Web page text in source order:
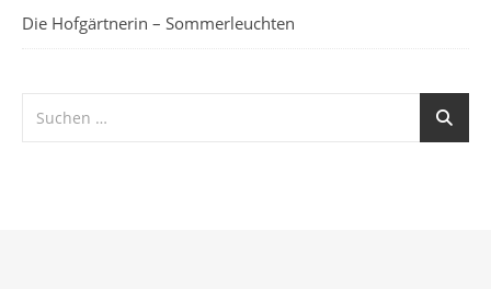
Die Hofgärtnerin – Sommerleuchten